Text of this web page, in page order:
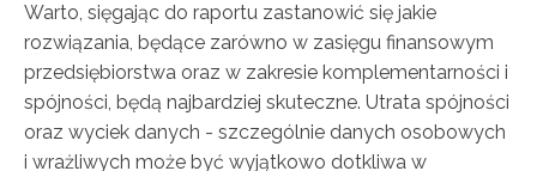
Warto, sięgając do raportu zastanowić się jakie
rozwiązania, będące zarówno w zasięgu finansowym
przedsiębiorstwa oraz w zakresie komplementarności i
spójności, będą najbardziej skuteczne. Utrata spójności
oraz wyciek danych - szczególnie danych osobowych
i wrażliwych może być wyjątkowo dotkliwa w